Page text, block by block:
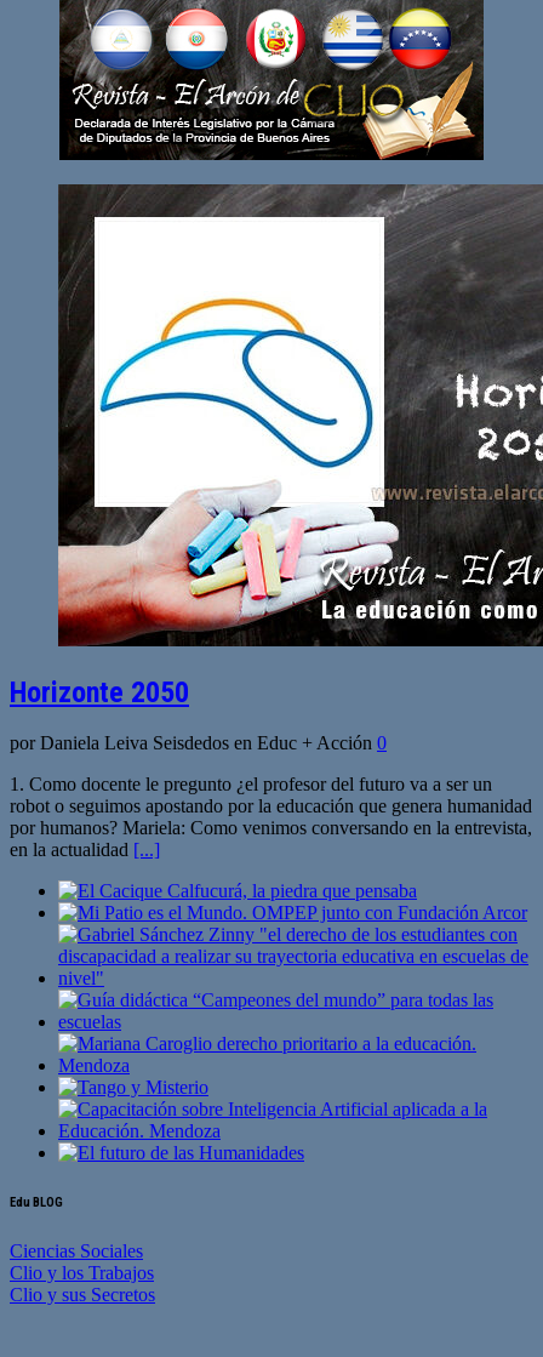
Horizonte 2050
por Daniela Leiva Seisdedos en Educ + Acción 0
1. Como docente le pregunto ¿el profesor del futuro va a ser un
robot o seguimos apostando por la educación que genera humanidad
por humanos? Mariela: Como venimos conversando en la entrevista,
en la actualidad [...]
Edu BLOG
Ciencias Sociales
Clio y los Trabajos
Clio y sus Secretos